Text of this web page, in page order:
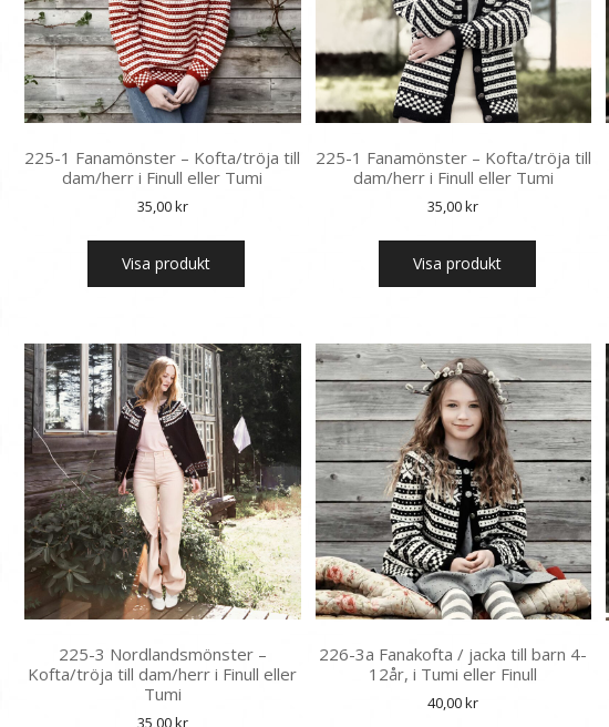
225-1 Fanamönster – Kofta/tröja till
dam/herr i Finull eller Tumi
35,00kr
Visa produkt
225-1 Fanamönster – Kofta/tröja till
dam/herr i Finull eller Tumi
35,00kr
Visa produkt
225-3 Nordlandsmönster –
Kofta/tröja till dam/herr i Finull eller
Tumi
35,00kr
226-3a Fanakofta / jacka till barn 4-
12år, i Tumi eller Finull
40,00kr